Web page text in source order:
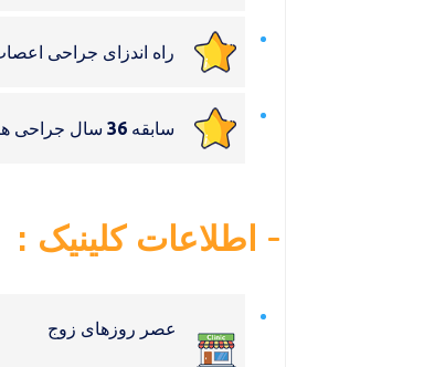
راه اندزای جراحی
سابقه 36 سال جراحی های مغز و اعصاب در بیمارستان های دانشگاه و بیمارستان مهراد
اطلاعات کلینیک :
عصر روزهای زوج